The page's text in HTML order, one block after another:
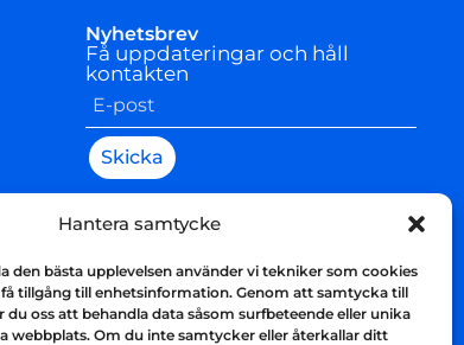
Hantera samtycke
den bästa upplevelsen använder vi tekniker som cookies
tillgång till enhetsinformation. Genom att samtycka till
du oss att behandla data såsom surfbeteende eller unika
webbplats. Om du inte samtycker eller återkallar ditt
Nyhetsbrev
Få uppdateringar och håll
kontakten
Skicka